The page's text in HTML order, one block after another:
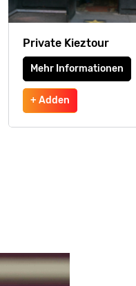
Private Kieztour
Mehr Informationen
+ Adden